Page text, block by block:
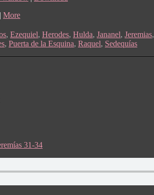
| More
, Ezequiel, Herodes, Hulda, Jananel, Jeremias,
, Puerta de la Esquina, Raquel, Sedequías
31-34